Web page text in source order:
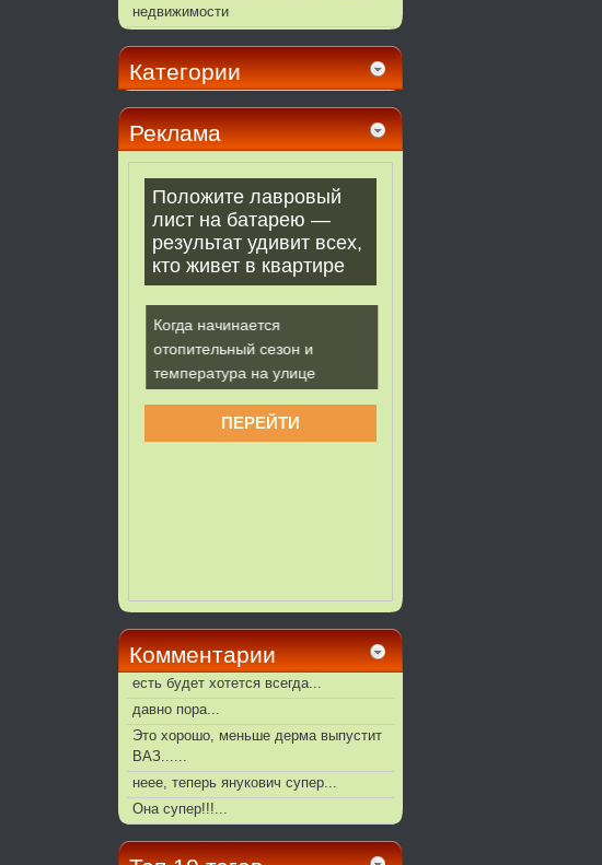
недвижимости
Категории
Реклама
Комментарии
есть будет хотется всегда...
давно пора...
Это хорошо, меньше дерма выпустит
ВАЗ......
неее, теперь янукович супер...
Она супер!!!...